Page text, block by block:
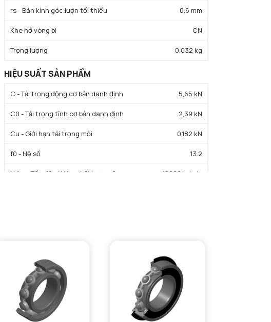
rs - Bán kính góc lượn tối thiểu 0,6 mm
Khe hở vòng bi CN
Trọng lượng 0,032 kg
HIỆU SUẤT SẢN PHẨM
C - Tải trọng động cơ bản danh định 5,65 kN
C0 - Tải trọng tĩnh cơ bản danh định 2,39 kN
Cu - Giới hạn tải trọng mỏi 0,182 kN
f0 - Hệ số 13.2
N lim - Tốc độ giới hạn bôi trơn mỡ 18000 tr/min
da min - Đường kính vai tối thiểu IR
da max - Đường kính vai tối đa IR 16 mm
Da max - Đường kính vai tối đa OR
ra max - Bán kính góc lượn tối đa trục & vỏ